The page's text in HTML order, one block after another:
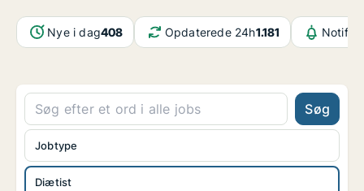
Nye i dag408 Opdaterede 24h1.181
Søg
Diætist
Jobtype